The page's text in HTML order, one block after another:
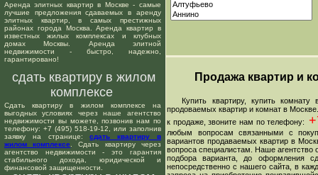
Аренда элитных квартир в Москве - самые
лучшие предложения сдаваемых в аренду
элитных квартир, в самых престижных
районах города Москва. Аренда квартир в
известных жилых комплексах и клубных
домах Москвы. Аренда элитной
недвижимости - быстро, надежно,
гарантировано!
сдать квартиру в жилом
комплексе
Сдать квартиру в жилом комплексе на
выгодных условиях через наше агентство
недвижимости вы можете, позвонив нам по
телефону: +7 (495) 518-19-12, или заполнив
заявку на странице:сдать квартиру в
жилом комплексе . Сдать квартиру через
агентство недвижимости - это гарантия
стабильного дохода, юридической и
финансовой защищенности.
Продажа квартир и
Купить квартиру, купить комнату
продоваемых квартир и комнат в
к продаже, звоните нам по телефону:
любым вопросам связанными с
вариантов продаваемых квартир в
вопроса специалистам. Наше агентство
подбора варианта, до оформления
непосредственно с нашего сайта, в